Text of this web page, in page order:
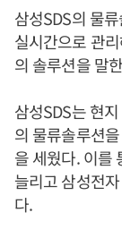
삼성SDS의 물
실시간으로 관
의 솔루션을 말
삼성SDS는 현
의 물류솔루션
을 세웠다. 이를
늘리고 삼성전
다.